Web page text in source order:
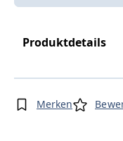
Produktdetails
Merken